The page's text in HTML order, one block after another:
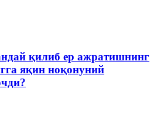
қилиб ер ажратишнинг
яқин ноқонуний